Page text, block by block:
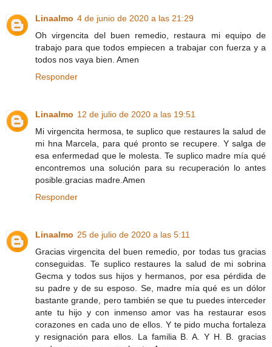
Linaalmo 4 de junio de 2020 a las 21:29
Oh virgencita del buen remedio, restaura mi equipo de
trabajo para que todos empiecen a trabajar con fuerza y a
todos nos vaya bien. Amen
Responder
Linaalmo 12 de julio de 2020 a las 19:51
Mi virgencita hermosa, te suplico que restaures la salud de
mi hna Marcela, para qué pronto se recupere. Y salga de
esa enfermedad que le molesta. Te suplico madre mía qué
encontremos una solución para su recuperación lo antes
posible.gracias madre.Amen
Responder
Linaalmo 25 de julio de 2020 a las 5:11
Gracias virgencita del buen remedio, por todas tus gracias
conseguidas. Te suplico restaures la salud de mi sobrina
Gecma y todos sus hijos y hermanos, por esa pérdida de
su padre y de su esposo. Se, madre mía qué es un dólor
bastante grande, pero también se que tu puedes interceder
ante tu hijo y con inmenso amor vas ha restaurar esos
corazones en cada uno de ellos. Y te pido mucha fortaleza
y resignación para ellos. La familia B. A. Y H. B. gracias